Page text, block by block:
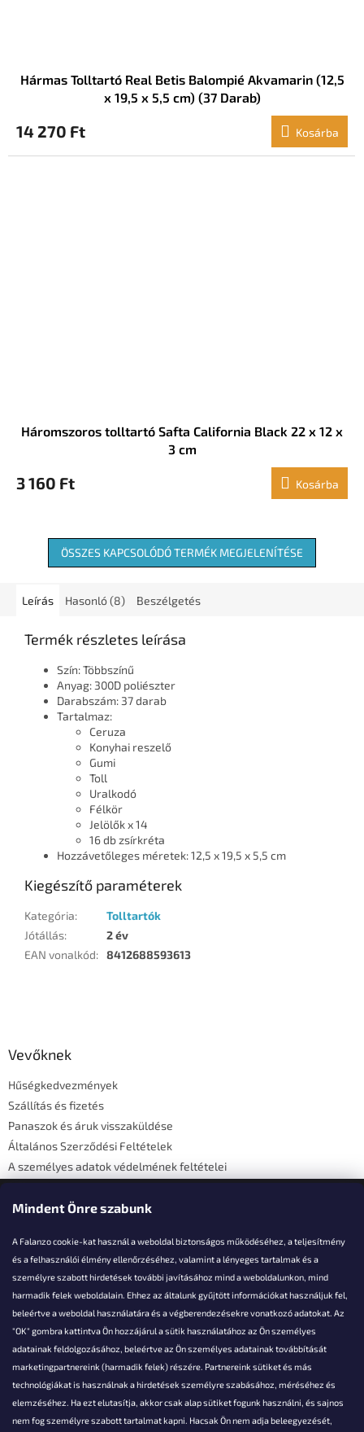
Mindent Önre szabunk
A Falanzo cookie-kat használ a weboldal biztonságos működéséhez, a teljesítmény
és a felhasználói élmény ellenőrzéséhez, valamint a lényeges tartalmak és a
személyre szabott hirdetések további javításához mind a weboldalunkon, mind
harmadik felek weboldalain. Ehhez az általunk gyűjtött információkat használjuk fel,
beleértve a weboldal használatára és a végberendezésekre vonatkozó adatokat. Az
"OK" gombra kattintva Ön hozzájárul a sütik használatához az Ön személyes
adatainak feldolgozásához, beleértve az Ön személyes adatainak továbbítását
marketingpartnereink (harmadik felek) részére. Partnereink sütiket és más
technológiákat is használnak a hirdetések személyre szabásához, méréséhez és
elemzéséhez. Ha ezt elutasítja, akkor csak alap sütiket fogunk használni, és sajnos
nem fog személyre szabott tartalmat kapni. Hacsak Ön nem adja beleegyezését,
Hármas Tolltartó Real Betis Balompié Akvamarin (12,5
x 19,5 x 5,5 cm) (37 Darab)
14 270 Ft Kosárba
Háromszoros tolltartó Safta California Black 22 x 12 x
3 cm
3 160 Ft Kosárba
ÖSSZES KAPCSOLÓDÓ TERMÉK MEGJELENÍTÉSE
Leírás Hasonló (8) Beszélgetés
Termék részletes leírása
Szín: Többszínű
Anyag: 300D poliészter
Darabszám: 37 darab
Tartalmaz:
Ceruza
Konyhai reszelő
Gumi
Toll
Uralkodó
Félkör
Jelölők x 14
16 db zsírkréta
Hozzávetőleges méretek: 12,5 x 19,5 x 5,5 cm
Kiegészítő paraméterek
Kategória:
Tolltartók
Jótállás:
2 év
EAN vonalkód: 8412688593613
Vevőknek
Hűségkedvezmények
Szállítás és fizetés
Panaszok és áruk visszaküldése
Általános Szerződési Feltételek
A személyes adatok védelmének feltételei
Elérhetőségi adatok
Akarsz kérdezni valamit?
info@falanzo.hu